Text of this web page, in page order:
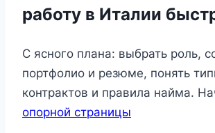
работу в Италии
С ясного плана: выбрать роль,
портфолио и резюме, понять
контрактов и правила найма.
опорной страницы